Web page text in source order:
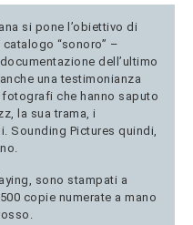
si pone l’obiettivo di
“sonoro” –
dell’ultimo
una testimonianza
che hanno saputo
la sua trama, i
Sounding Pictures quindi,
sono stampati a
copie numerate a mano